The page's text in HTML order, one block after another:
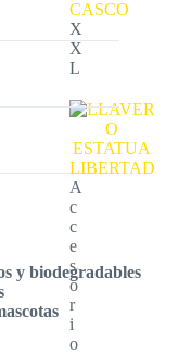
X
X
L
A
c
c
e
s
o
r
i
o
y biodegradables